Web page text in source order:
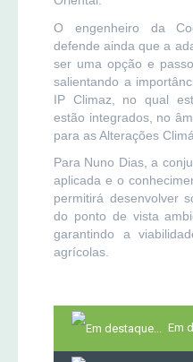
O engenheiro da
defende ainda que a
ser uma opção e
salientando a
IP Climaz, no qual
estão integrados, no
para as Alterações
Para Nuno Dias, a
aplicada e o
permitirá desenvolver
do ponto de vista
garantindo a
agrícolas.
Em